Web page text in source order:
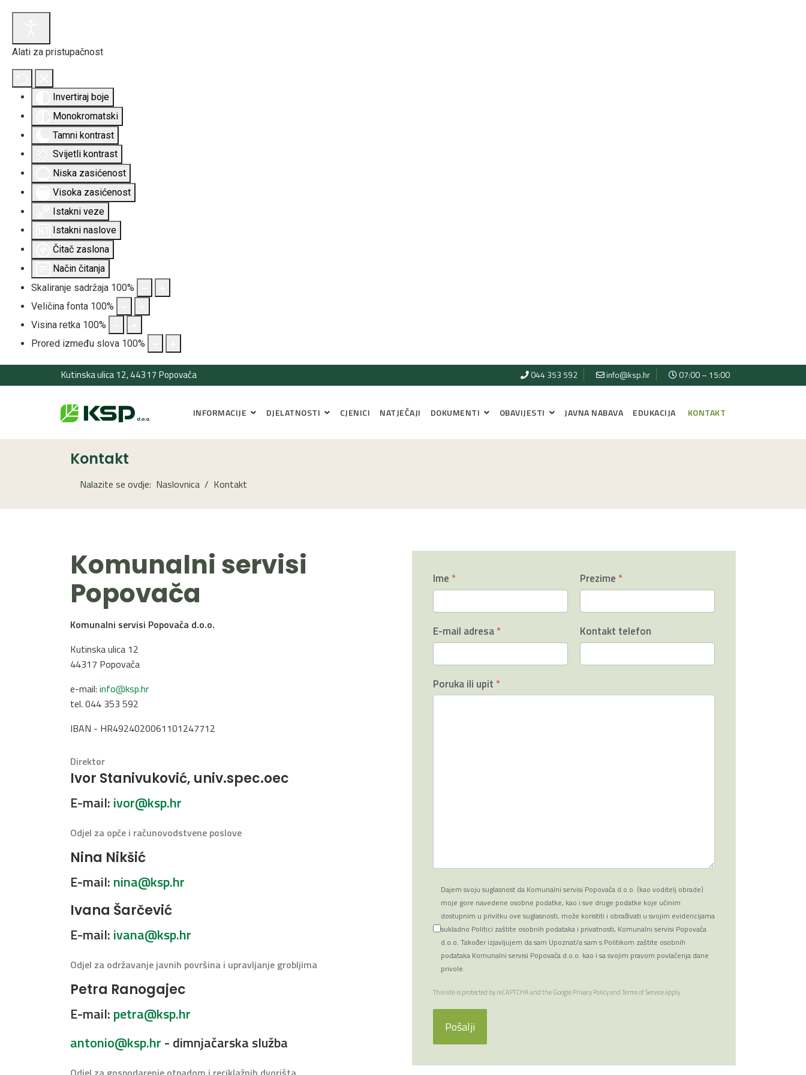
Alati za pristupačnost
Invertiraj boje
Monokromatski
Tamni kontrast
Svijetli kontrast
Niska zasićenost
Visoka zasićenost
Istakni veze
Istakni naslove
Čitač zaslona
Način čitanja
Skaliranje sadržaja 100%
Veličina fonta 100%
Visina retka 100%
Prored između slova 100%
Kutinska ulica 12, 44317 Popovača 044 353 592 info@ksp.hr 07:00 – 15:00
INFORMACIJE DJELATNOSTI CJENICI NATJEČAJI DOKUMENTI OBAVIJESTI JAVNA NABAVA EDUKACIJA KONTAKT
Kontakt
Nalazite se ovdje: Naslovnica Kontakt
Komunalni servisi
Popovača
Komunalni servisi Popovača d.o.o.
Kutinska ulica 12
44317 Popovača
e-mail: info@ksp.hr
tel. 044 353 592
IBAN - HR4924020061101247712
Direktor
Ivor Stanivuković, univ.spec.oec
E-mail: ivor@ksp.hr
Odjel za opće i računovodstvene poslove
Nina Nikšić
E-mail: nina@ksp.hr
Ivana Šarčević
E-mail: ivana@ksp.hr
Odjel za održavanje javnih površina i upravljanje grobljima
Petra Ranogajec
E-mail: petra@ksp.hr
antonio@ksp.hr - dimnjačarska služba
Ime * Prezime *
E-mail adresa* Kontakt telefon
Poruka ili upit *
Terms of Service*
Dajem svoju suglasnost da Komunalni servisi Popovača d.o.o. (kao voditelj obrade)
moje gore navedene osobne podatke, kao i sve druge podatke koje učinim
dostupnim u privitku ove suglasnosti, može koristiti i obrađivati u svojim evidencijama
sukladno Politici zaštite osobnih podataka i privatnosti, Komunalni servisi Popovača
d.o.o. Također izjavljujem da sam Upoznat/a sam s Politikom zaštite osobnih
podataka Komunalni servisi Popovača d.o.o. kao i sa svojim pravom povlačenja dane
privole.
reCAPTCHA*
This site is protected by reCAPTCHA and the GooglePrivacy PolicyandTerms of Serviceapply.
Pošalji